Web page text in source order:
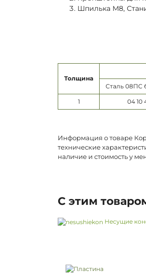
Шпилька М8,
Толщина
Сталь 08ПС
1 04 10
Информация о товаре
технические
наличие и стоимость у
С этим
Несущие